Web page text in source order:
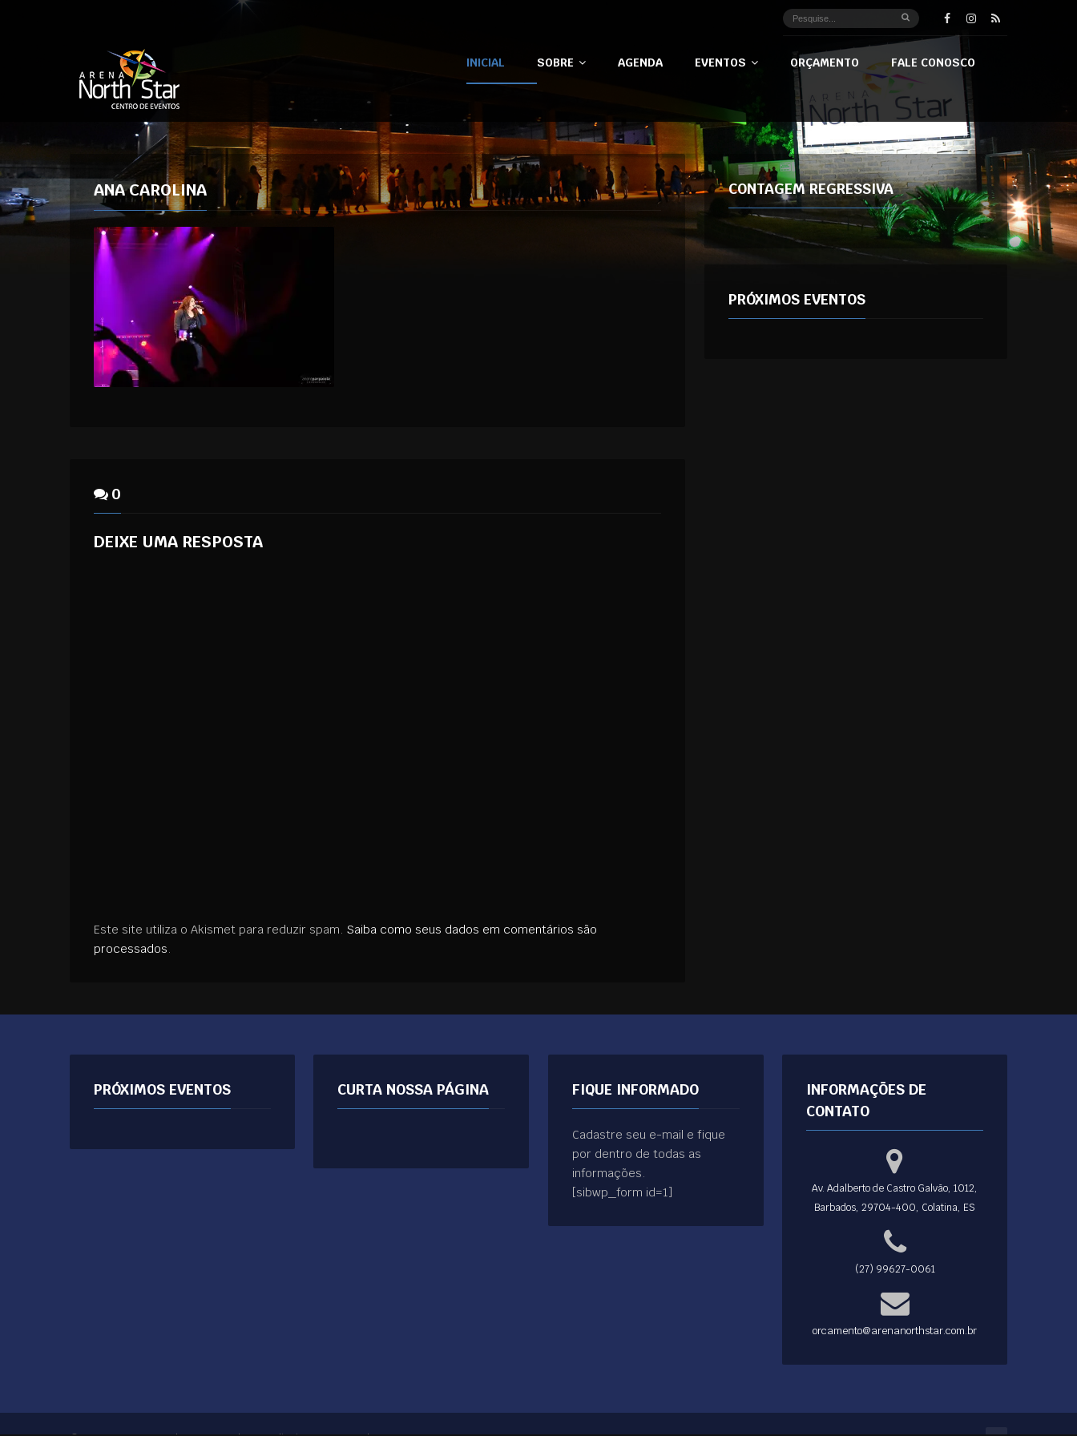
INICIAL SOBRE AGENDA EVENTOS ORÇAMENTO FALE CONOSCO
ANA CAROLINA
0
DEIXE UMA RESPOSTA
Este site utiliza o Akismet para reduzir spam. Saiba como seus dados em comentários são
processados.
CONTAGEM REGRESSIVA
PRÓXIMOS EVENTOS
PRÓXIMOS EVENTOS CURTA NOSSA PÁGINA FIQUE INFORMADO
Cadastre seu e-mail e fique
por dentro de todas as
informações.
[sibwp_form id=1]
INFORMAÇÕES DE
CONTATO
Av. Adalberto de Castro Galvão, 1012,
Barbados, 29704-400, Colatina, ES
(27) 99627-0061
orcamento@arenanorthstar.com.br